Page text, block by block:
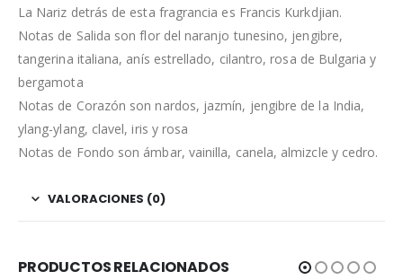
La Nariz detrás de esta fragrancia es Francis Kurkdjian.
Notas de Salida son flor del naranjo tunesino, jengibre,
tangerina italiana, anís estrellado, cilantro, rosa de Bulgaria y
bergamota
Notas de Corazón son nardos, jazmín, jengibre de la India,
ylang-ylang, clavel, iris y rosa
Notas de Fondo son ámbar, vainilla, canela, almizcle y cedro.
VALORACIONES (0)
PRODUCTOS RELACIONADOS